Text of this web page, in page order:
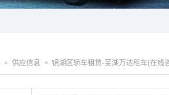
> 供应信息 > 镜湖区轿车租赁-芜湖万达租车(在线